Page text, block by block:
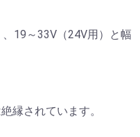
19～33V（24V用）と幅
縁されています。